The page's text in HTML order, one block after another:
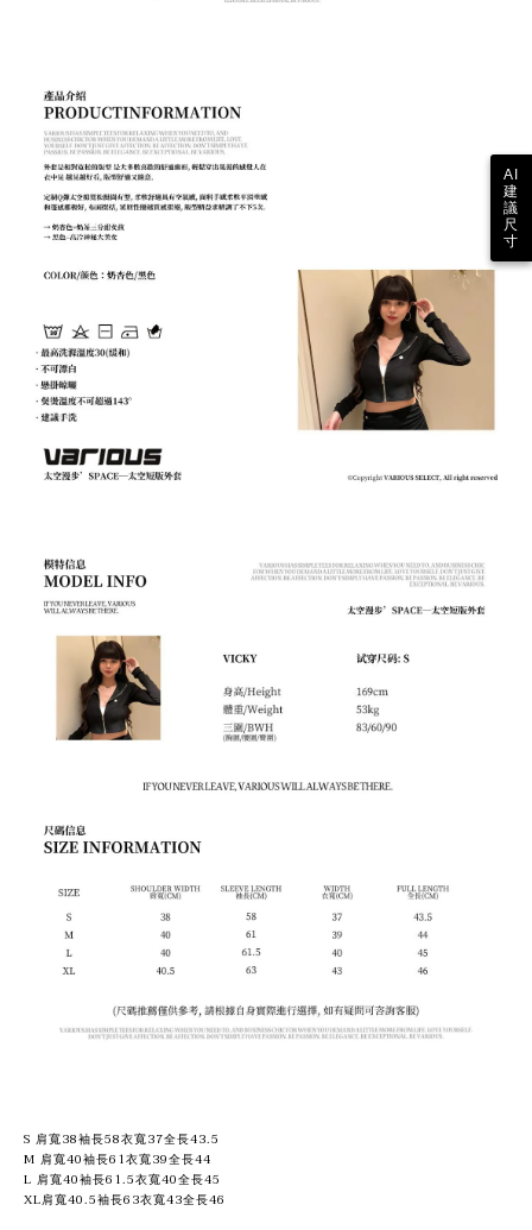
S 肩寬38袖長58衣寬37全長43.5
M 肩寬40袖長61衣寬39全長44
L 肩寬40袖長61.5衣寬40全長45
XL肩寬40.5袖長63衣寬43全長46
AI
建
議
尺
寸